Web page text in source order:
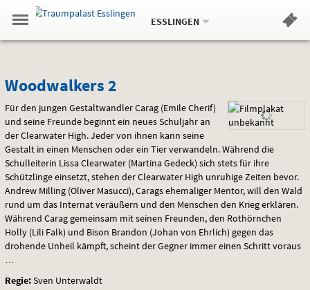
Springe
zum
,zum
.
Navigation
Gehe
zur
Standortauswahl
Standort:
ESSLINGEN.
Hinweis
Woodwalkers
2
Woodwalkers 2
Für den jungen Gestaltwandler Carag (Emile Cherif)
und seine Freunde beginnt ein neues Schuljahr an
der Clearwater High. Jeder von ihnen kann seine
Gestalt in einen Menschen oder ein Tier verwandeln. Während die
Schulleiterin Lissa Clearwater (Martina Gedeck) sich stets für ihre
Schützlinge einsetzt, stehen der Clearwater High unruhige Zeiten bevor.
Andrew Milling (Oliver Masucci), Carags ehemaliger Mentor, will den Wald
rund um das Internat veräußern und den Menschen den Krieg erklären.
Während Carag gemeinsam mit seinen Freunden, den Rothörnchen
Holly (Lili Falk) und Bison Brandon (Johan von Ehrlich) gegen das
drohende Unheil kämpft, scheint der Gegner immer einen Schritt voraus
Regie:Sven Unterwaldt